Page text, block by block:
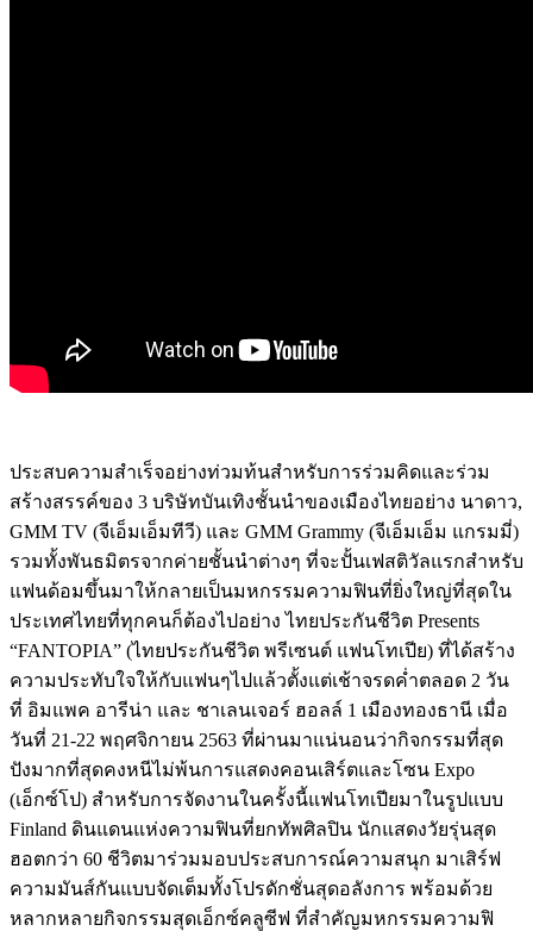
ประสบความสำเร็จอย่างท่วมท้นสำหรับการร่วมคิดและร่วม
สร้างสรรค์ของ 3 บริษัทบันเทิงชั้นนำของเมืองไทยอย่าง นาดาว,
GMM TV (จีเอ็มเอ็มทีวี) และ GMM Grammy (จีเอ็มเอ็ม แกรมมี่)
รวมทั้งพันธมิตรจากค่ายชั้นนำต่างๆ ที่จะปั้นเฟสติวัลแรกสำหรับ
แฟนด้อมขึ้นมาให้กลายเป็นมหกรรมความฟินที่ยิ่งใหญ่ที่สุดใน
ประเทศไทยที่ทุกคนก็ต้องไปอย่าง ไทยประกันชีวิต Presents
“FANTOPIA” (ไทยประกันชีวิต พรีเซนต์ แฟนโทเปีย) ที่ได้สร้าง
ความประทับใจให้กับแฟนๆไปแล้วตั้งแต่เช้าจรดค่ำตลอด 2 วัน
ที่ อิมแพค อารีน่า และ ชาเลนเจอร์ ฮอลล์ 1 เมืองทองธานี เมื่อ
วันที่ 21-22 พฤศจิกายน 2563 ที่ผ่านมาแน่นอนว่ากิจกรรมที่สุด
ปังมากที่สุดคงหนีไม่พ้นการแสดงคอนเสิร์ตและโซน Expo
(เอ็กซ์โป) สำหรับการจัดงานในครั้งนี้แฟนโทเปียมาในรูปแบบ
Finland ดินแดนแห่งความฟินที่ยกทัพศิลปิน นักแสดงวัยรุ่นสุด
ฮอตกว่า 60 ชีวิตมาร่วมมอบประสบการณ์ความสนุก มาเสิร์ฟ
ความมันส์กันแบบจัดเต็มทั้งโปรดักชั่นสุดอลังการ พร้อมด้วย
หลากหลายกิจกรรมสุดเอ็กซ์คลูซีฟ ที่สำคัญมหกรรมความฟิ